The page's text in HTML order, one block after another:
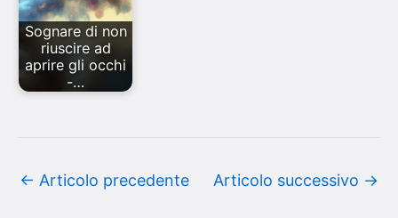
Sognare di non
riuscire ad
aprire gli occhi
-…
← Articolo precedente Articolo successivo →